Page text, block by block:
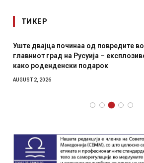
ТИКЕР
Уште двајца починаа од повредите
главниот град на Русуија –
како роденденски подарок
AUGUST 2, 2026